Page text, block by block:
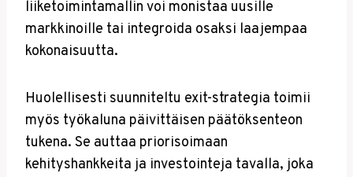
liiketoimintamallin voi monistaa uusille
markkinoille tai integroida osaksi laajempaa
kokonaisuutta.
Huolellisesti suunniteltu exit-strategia toimii
myös työkaluna päivittäisen päätöksenteon
tukena. Se auttaa priorisoimaan
kehityshankkeita ja investointeja tavalla, joka